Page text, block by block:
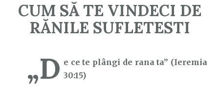
CUM SĂ TE VINDECI DE
RĂNILE SUFLETESTI
„D e ce te plângi de rana ta” (Ieremia
30:15)